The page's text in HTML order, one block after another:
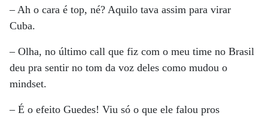
– Ah o cara é top, né? Aquilo tava assim para virar
Cuba.
– Olha, no último call que fiz com o meu time no Brasil
deu pra sentir no tom da voz deles como mudou o
mindset.
– É o efeito Guedes! Viu só o que ele falou pros